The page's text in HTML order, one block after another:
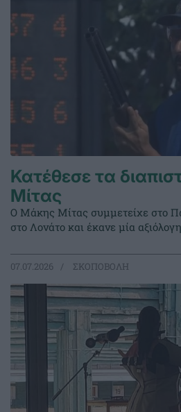
Κατέθεσε τα
Μίτας
Ο Μάκης Μίτας συμμετείχε στο
στο Λονάτο και έκανε μία
07.07.2026 ΣΚΟΠΟΒΟΛΗ